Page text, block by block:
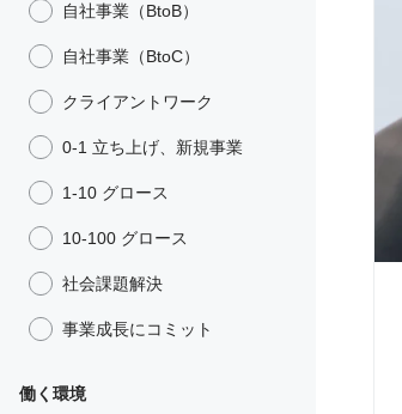
自社事業（BtoB）
自社事業（BtoC）
クライアントワーク
0-1 立ち上げ、新規事業
1-10 グロース
10-100 グロース
社会課題解決
事業成長にコミット
働く環境